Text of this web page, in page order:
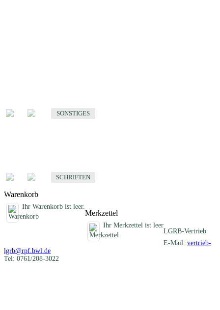
SONSTIGES
SCHRIFTEN
Warenkorb
Ihr Warenkorb ist leer.
Merkzettel
Ihr Merkzettel ist leer
LGRB-Vertrieb
E-Mail: vertrieb-
lgrb@rpf.bwl.de
Tel: 0761/208-3022